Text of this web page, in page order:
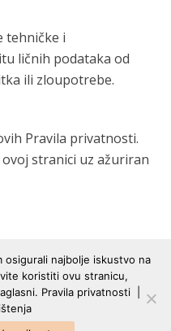
tehničke i
ličnih podataka od
ili zloupotrebe.
Pravila privatnosti.
stranici uz ažuriran
osigurali najbolje iskustvo na
koristiti ovu stranicu,
Pravila privatnosti|